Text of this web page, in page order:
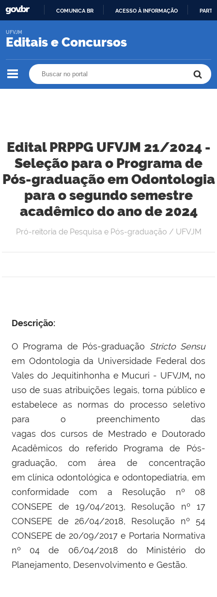
O
COMUNICA BR ACESSO À INFORMAÇÃO
Editais e Concursos
UFVJM
Edital PRPPG UFVJM 21/2024 -
Seleção para o Programa de
Pós-graduação em Odontologia
para o segundo semestre
acadêmico do ano de 2024
Pró-reitoria de Pesquisa e Pós-graduação / UFVJM
Descrição:
O Programa de Pós-graduação Stricto Sensu
em Odontologia da Universidade Federal dos
Vales do Jequitinhonha e Mucuri - UFVJM, no
uso de suas atribuições legais, torna público e
estabelece as normas do processo seletivo
para o preenchimento das
vagas dos cursos de Mestrado e Doutorado
Acadêmicos do referido Programa de Pós-
graduação,
com área de concentração
em clínica odontológica e odontopediatria, em
conformidade com a Resolução nº 08
CONSEPE de 19/04/2013, Resolução nº 17
CONSEPE de 26/04/2018, Resolução nº 54
CONSEPE de 20/09/2017 e Portaria Normativa
nº 04 de 06/04/2018 do Ministério do
Planejamento, Desenvolvimento e Gestão.